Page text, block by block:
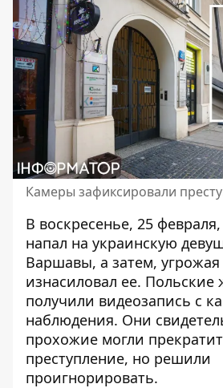
Камеры зафиксировали
В воскресенье, 25
напал на украинскую
Варшавы, а затем,
изнасиловал ее. Польские
получили видеозапись с
наблюдения. Они
прохожие могли
преступление, но решили
проигнорировать.